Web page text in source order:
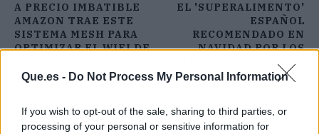
Que.es - Do Not Process My Personal Information
If you wish to opt-out of the sale, sharing to third parties, or
processing of your personal or sensitive information for
A PRECIO IMBATIBLE
AMAZON TRAE ESTE
SISTEMA MESH PARA
OPTIMIZAR EL WIFI DE
EL 'SUPERALIMENTO'
ESPAÑOL
RECOMENDADO EN
NAVIDAD POR LOS
MÉDICOS: MÁS FIBRA
QUE EL KIWI Y NO